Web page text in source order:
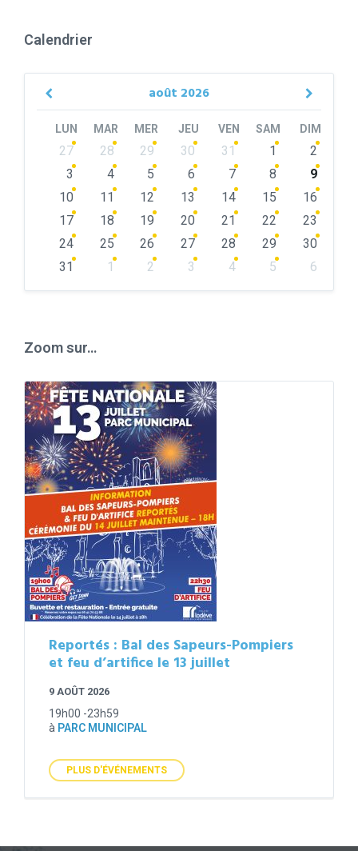
Calendrier
août 2026
Previous
LUN MAR MER JEU VEN SAM DIM
Skip
calendar
27 28 29 30 31 1
2
3
4 5 6 7 8
9
10
11 12 13 14 15
16
17
18 19 20 21 22
23
24
25 26 27 28 29
30
31
1 2 3 4 5
6
Zoom sur…
Reportés : Bal des Sapeurs-Pompiers
et feu d’artifice le 13 juillet
9 AOÛT 2026
19h00 -23h59
à PARC MUNICIPAL
PLUS D'ÉVÉNEMENTS